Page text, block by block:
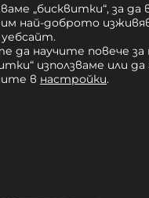
на Twins Special
хора от
резултат
„бисквитки“, за да
най-доброто
да научите повече за
използваме или да
в настройки.